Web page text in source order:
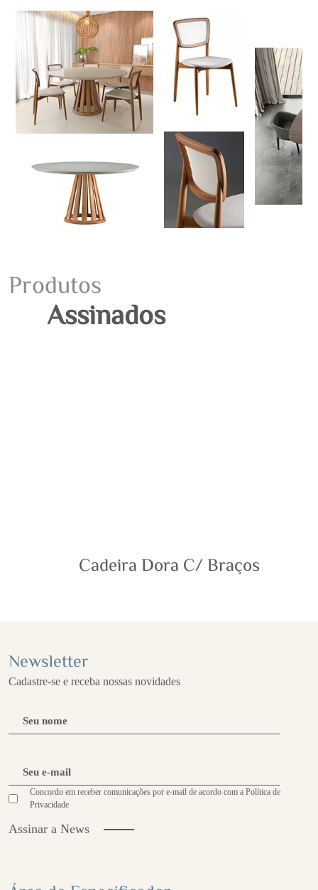
Produtos
Assinados
Cadeira Dora C/ Braços
Newsletter
Cadastre-se e receba nossas novidades
Concordo em receber comunicações por e-mail de acordo com a Política de
Privacidade
Assinar a News